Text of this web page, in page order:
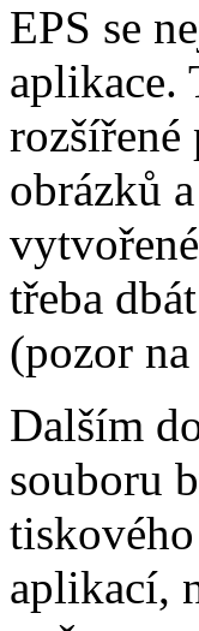
EPS se
aplikace.
rozšířené
obrázků
třeba
(pozor
Dalším
souboru
aplikací,